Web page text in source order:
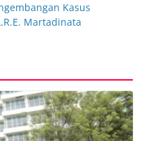
Kasus
Martadinata